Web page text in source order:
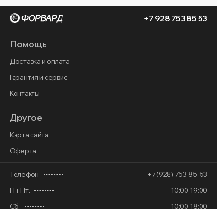
+7 928 753 85 53
Помощь
Доставка и оплата
Гарантия и сервис
Контакты
Другое
Карта сайта
Оферта
Телефон
+7 (928) 753-85-53
Пн-Пт.
10:00-19:00
Сб.
10:00-18:00